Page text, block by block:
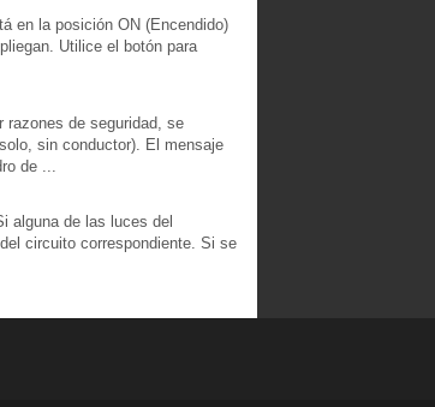
en la posición ON (Encendido)
Utilice el botón para
razones de seguridad, se
sin conductor). El mensaje
de ...
alguna de las luces del
circuito correspondiente. Si se